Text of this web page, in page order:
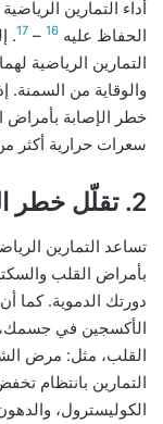
أداء التمارين
الحفاظ عليه 16
–
17
.
التمارين الرياضية
والوقاية من
خطر الإصابة بأمراض
سعرات حرارية أكثر
2. تقلّل خطر الإصابة بأمراض القلب والسكتة
تساعد التمارين
بأمراض القلب
دورتك الدموية. كما
الأكسجين في جسمك،
القلب، مثل: مرض
التمارين بانتظام
الكوليسترول،